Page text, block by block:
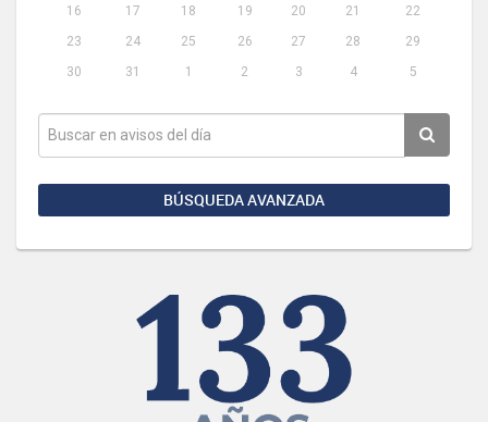
16
17 18 19 20 21
22
23
24 25 26 27 28
29
30
31 1 2 3 4 5
BÚSQUEDA AVANZADA